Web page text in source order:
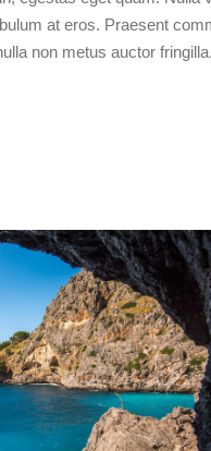
at eros. Praesent
non metus auctor fringilla.